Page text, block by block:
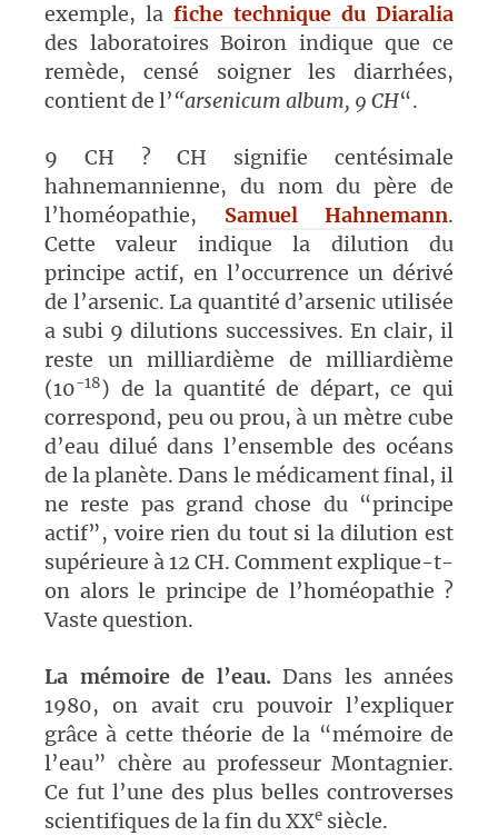
exemple, la fiche technique du Diaralia
des laboratoires Boiron indique que ce
remède, censé soigner les diarrhées,
contient de l’“arsenicum album, 9 CH“.
9 CH ? CH signifie centésimale
hahnemannienne, du nom du père de
l’homéopathie, Samuel Hahnemann.
Cette valeur indique la dilution du
principe actif, en l’occurrence un dérivé
de l’arsenic. La quantité d’arsenic utilisée
a subi 9 dilutions successives. En clair, il
reste un milliardième de milliardième
(10-18) de la quantité de départ, ce qui
correspond, peu ou prou, à un mètre cube
d’eau dilué dans l’ensemble des océans
de la planète. Dans le médicament final, il
ne reste pas grand chose du “principe
actif”, voire rien du tout si la dilution est
supérieure à 12 CH. Comment explique-t-
on alors le principe de l’homéopathie ?
Vaste question.
La mémoire de l’eau. Dans les années
1980, on avait cru pouvoir l’expliquer
grâce à cette théorie de la “mémoire de
l’eau” chère au professeur Montagnier.
Ce fut l’une des plus belles controverses
scientifiques de la fin du XXe siècle.